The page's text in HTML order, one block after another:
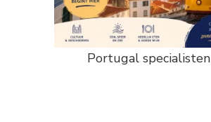
Portugal specialisten